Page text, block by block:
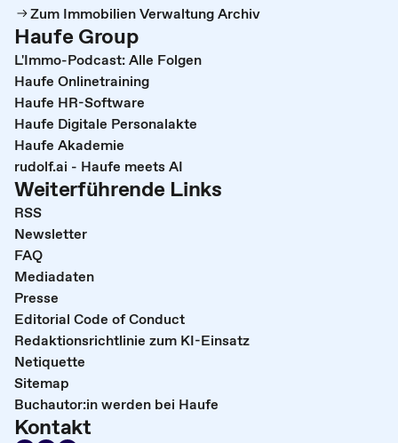
Zum Immobilien Verwaltung Archiv
Haufe Group
L'Immo-Podcast: Alle Folgen
Haufe Onlinetraining
Haufe HR-Software
Haufe Digitale Personalakte
Haufe Akademie
rudolf.ai - Haufe meets AI
Weiterführende Links
RSS
Newsletter
FAQ
Mediadaten
Presse
Editorial Code of Conduct
Redaktionsrichtlinie zum KI-Einsatz
Netiquette
Sitemap
Buchautor:in werden bei Haufe
Kontakt